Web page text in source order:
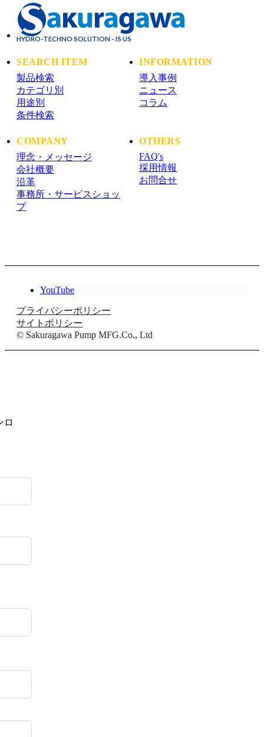
HYDRO-TECHNO SOLUTION - IS US
SEARCH ITEM
製品検索
カテゴリ別
用途別
条件検索
INFORMATION
導入事例
ニュース
コラム
COMPANY
理念・メッセージ
会社概要
沿革
事務所・サービスショッ
プ
OTHERS
FAQ's
採用情報
お問合せ
YouTube
プライバシーポリシー
サイトポリシー
© Sakuragawa Pump MFG.Co., Ltd
ロ